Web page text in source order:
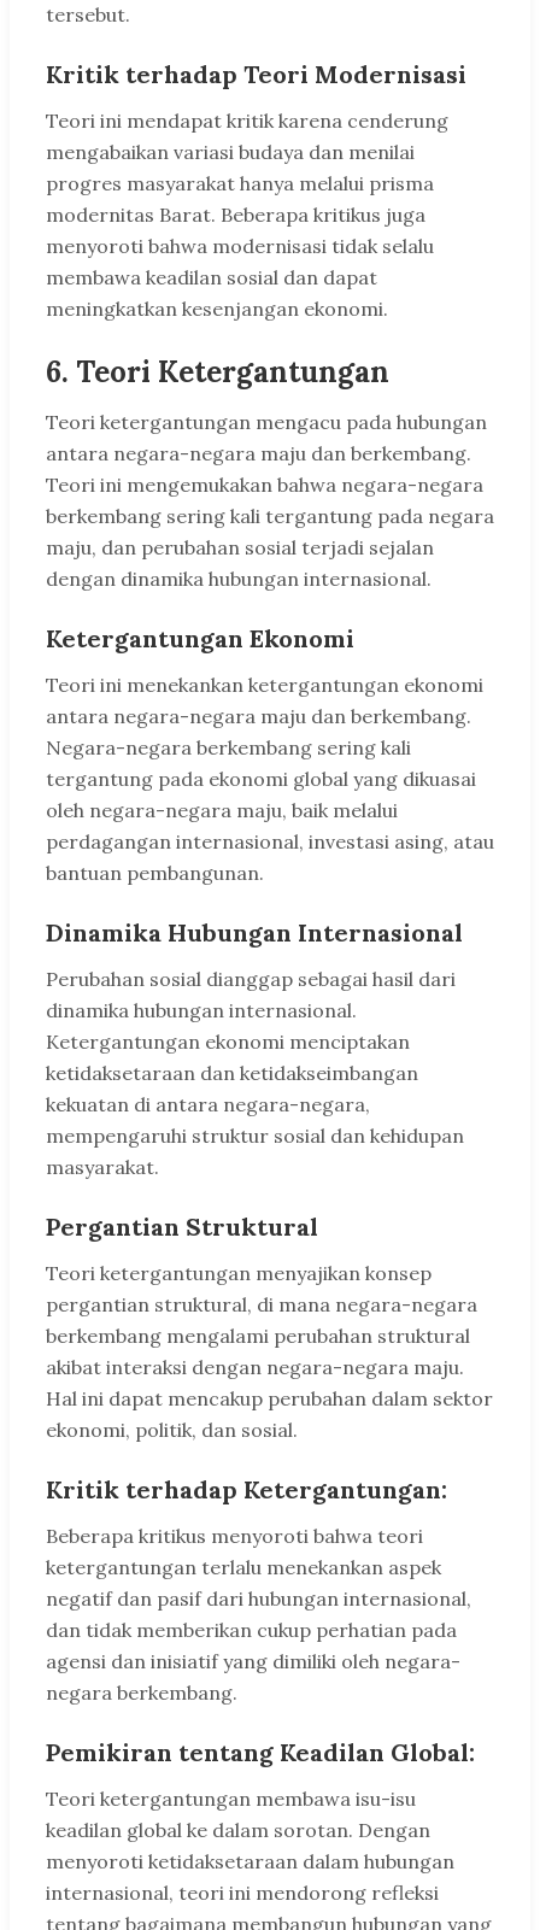
tersebut.
Kritik terhadap Teori Modernisasi
Teori ini mendapat kritik karena cenderung
mengabaikan variasi budaya dan menilai
progres masyarakat hanya melalui prisma
modernitas Barat. Beberapa kritikus juga
menyoroti bahwa modernisasi tidak selalu
membawa keadilan sosial dan dapat
meningkatkan kesenjangan ekonomi.
6. Teori Ketergantungan
Teori ketergantungan mengacu pada hubungan
antara negara-negara maju dan berkembang.
Teori ini mengemukakan bahwa negara-negara
berkembang sering kali tergantung pada negara
maju, dan perubahan sosial terjadi sejalan
dengan dinamika hubungan internasional.
Ketergantungan Ekonomi
Teori ini menekankan ketergantungan ekonomi
antara negara-negara maju dan berkembang.
Negara-negara berkembang sering kali
tergantung pada ekonomi global yang dikuasai
oleh negara-negara maju, baik melalui
perdagangan internasional, investasi asing, atau
bantuan pembangunan.
Dinamika Hubungan Internasional
Perubahan sosial dianggap sebagai hasil dari
dinamika hubungan internasional.
Ketergantungan ekonomi menciptakan
ketidaksetaraan dan ketidakseimbangan
kekuatan di antara negara-negara,
mempengaruhi struktur sosial dan kehidupan
masyarakat.
Pergantian Struktural
Teori ketergantungan menyajikan konsep
pergantian struktural, di mana negara-negara
berkembang mengalami perubahan struktural
akibat interaksi dengan negara-negara maju.
Hal ini dapat mencakup perubahan dalam sektor
ekonomi, politik, dan sosial.
Kritik terhadap Ketergantungan:
Beberapa kritikus menyoroti bahwa teori
ketergantungan terlalu menekankan aspek
negatif dan pasif dari hubungan internasional,
dan tidak memberikan cukup perhatian pada
agensi dan inisiatif yang dimiliki oleh negara-
negara berkembang.
Pemikiran tentang Keadilan Global:
Teori ketergantungan membawa isu-isu
keadilan global ke dalam sorotan. Dengan
menyoroti ketidaksetaraan dalam hubungan
internasional, teori ini mendorong refleksi
tentang bagaimana membangun hubungan yang